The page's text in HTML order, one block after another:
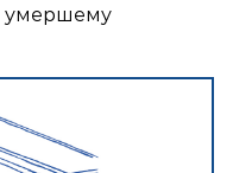
умершему